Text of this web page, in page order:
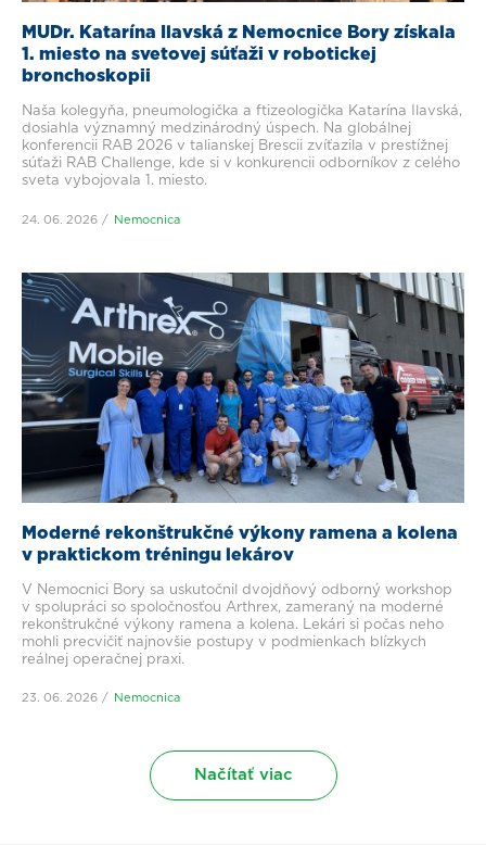
MUDr. Katarína Ilavská z Nemocnice Bory získala
1. miesto na svetovej súťaži v robotickej
bronchoskopii
Naša kolegyňa, pneumologička a ftizeologička Katarína Ilavská,
dosiahla významný medzinárodný úspech. Na globálnej
konferencii RAB 2026 v talianskej Brescii zvíťazila v prestížnej
súťaži RAB Challenge, kde si v konkurencii odborníkov z celého
sveta vybojovala 1. miesto.
24. 06. 2026 Nemocnica
Moderné rekonštrukčné výkony ramena a kolena
v praktickom tréningu lekárov
V Nemocnici Bory sa uskutočnil dvojdňový odborný workshop
v spolupráci so spoločnosťou Arthrex, zameraný na moderné
rekonštrukčné výkony ramena a kolena. Lekári si počas neho
mohli precvičiť najnovšie postupy v podmienkach blízkych
reálnej operačnej praxi.
23. 06. 2026 Nemocnica
Načítať viac